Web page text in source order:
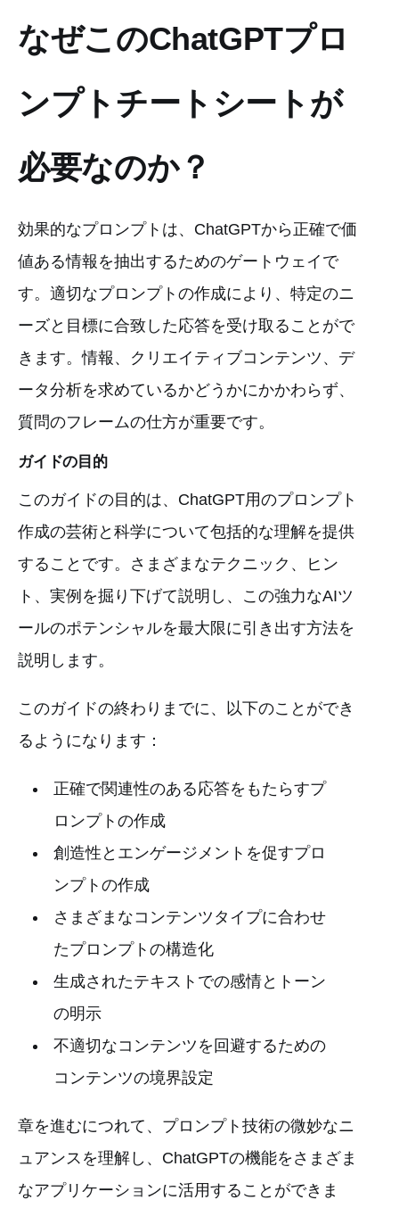
なぜこのChatGPTプロ
ンプトチートシートが
必要なのか？
効果的なプロンプトは、ChatGPTから正確で価
値ある情報を抽出するためのゲートウェイで
す。適切なプロンプトの作成により、特定のニ
ーズと目標に合致した応答を受け取ることがで
きます。情報、クリエイティブコンテンツ、デ
ータ分析を求めているかどうかにかかわらず、
質問のフレームの仕方が重要です。
ガイドの目的
このガイドの目的は、ChatGPT用のプロンプト
作成の芸術と科学について包括的な理解を提供
することです。さまざまなテクニック、ヒン
ト、実例を掘り下げて説明し、この強力なAIツ
ールのポテンシャルを最大限に引き出す方法を
説明します。
このガイドの終わりまでに、以下のことができ
るようになります：
正確で関連性のある応答をもたらすプ
ロンプトの作成
創造性とエンゲージメントを促すプロ
ンプトの作成
さまざまなコンテンツタイプに合わせ
たプロンプトの構造化
生成されたテキストでの感情とトーン
の明示
不適切なコンテンツを回避するための
コンテンツの境界設定
章を進むにつれて、プロンプト技術の微妙なニ
ュアンスを理解し、ChatGPTの機能をさまざま
なアプリケーションに活用することができま